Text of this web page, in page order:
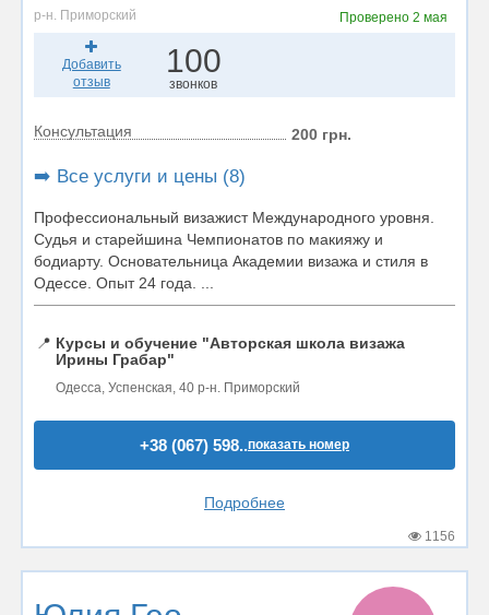
р-н. Приморский Проверено 2 мая
Добавить
отзыв
100
звонков
Консультация 200 грн.
➡️ Все услуги и цены (8)
Профессиональный визажист Международного уровня.
Судья и старейшина Чемпионатов по макияжу и
бодиарту. Основательница Академии визажа и стиля в
Одессе. Опыт 24 года. ...
📍 Курсы и обучение "Авторская школа визажа
Ирины Грабар"
Одесса, Успенская, 40 р-н. Приморский
+38 (067) 598..показать номер
Подробнее
1156